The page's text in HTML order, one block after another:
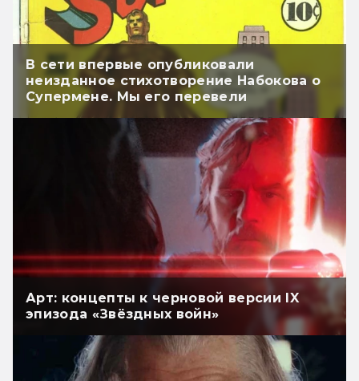
В сети впервые опубликовали
неизданное стихотворение Набокова о
Супермене. Мы его перевели
Арт: концепты к черновой версии IX
эпизода «Звёздных войн»